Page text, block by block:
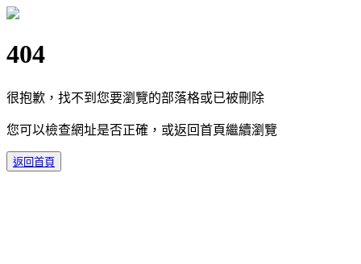
404
很抱歉，找不到您要瀏覽的部落格或已被刪除
您可以檢查網址是否正確，或返回首頁繼續瀏覽
返回首頁